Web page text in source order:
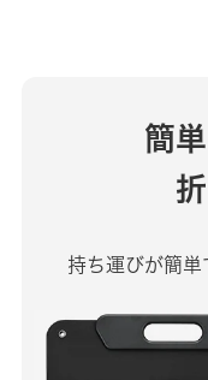
簡
持ち運びが簡単